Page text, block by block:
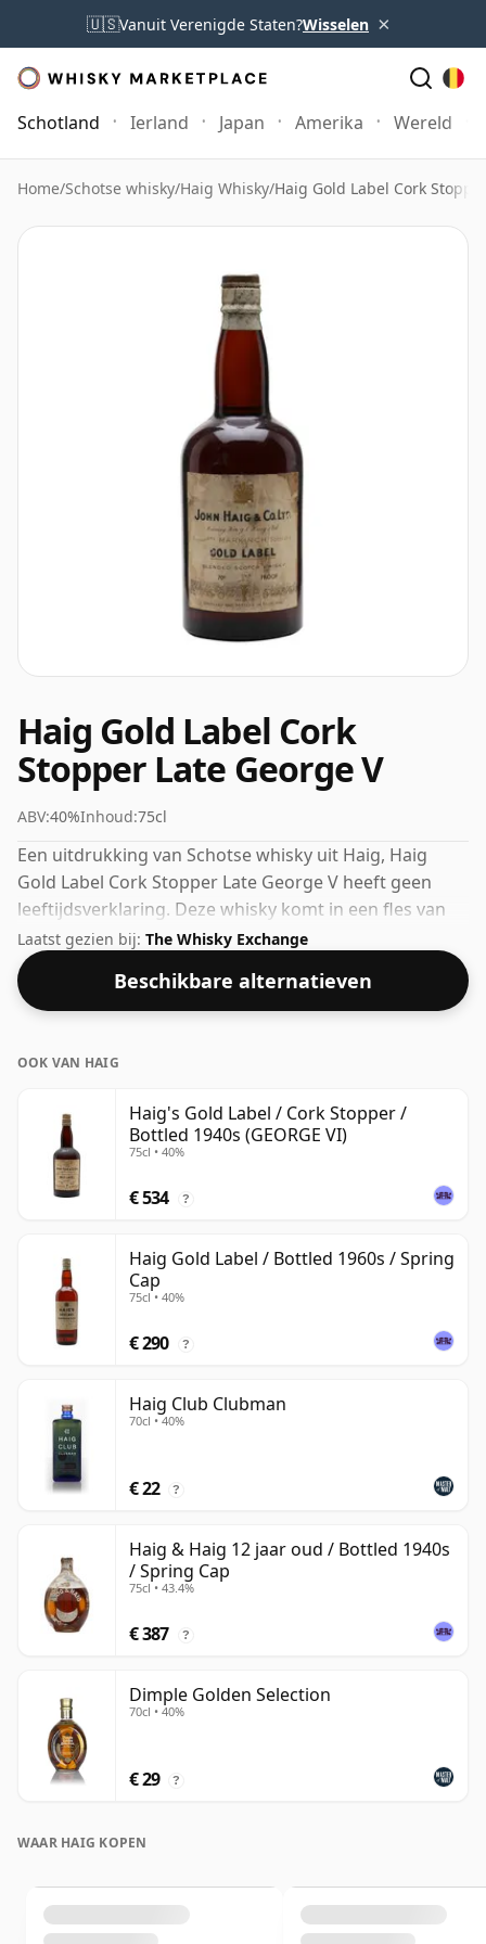
🇺🇸Vanuit Verenigde Staten?Wisselen ×
Schotland Ierland Japan Amerika Wereld
Home/Schotse whisky/Haig Whisky/Haig Gold Label Cork
Haig Gold Label Cork
Stopper Late George V
ABV:40%Inhoud:75cl
Een uitdrukking van Schotse whisky uit Haig, Haig
Gold Label Cork Stopper Late George V heeft geen
leeftijdsverklaring. Deze whisky komt in een fles van
75cl en is gebotteld op een sterkte van 40%.
Laatst gezien bij: The Whisky Exchange
Beschikbare alternatieven
OOK VAN HAIG
Haig's Gold Label / Cork Stopper /
Bottled 1940s (GEORGE VI)
75cl • 40%
€ 534 ?
Haig Gold Label / Bottled 1960s / Spring
Cap
75cl • 40%
€ 290 ?
Haig Club Clubman
70cl • 40%
€ 22 ?
Haig & Haig 12 jaar oud / Bottled 1940s
/ Spring Cap
75cl • 43.4%
€ 387 ?
Dimple Golden Selection
70cl • 40%
€ 29 ?
WAAR HAIG KOPEN